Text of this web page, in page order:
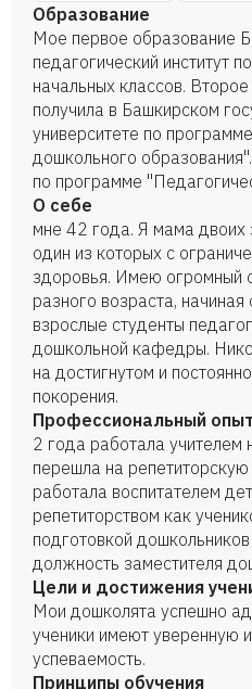
Образование
Мое первое образование
педагогический институт
начальных классов.
получила в Башкирском
университете по
дошкольного
по программе
О себе
мне 42 года. Я мама двоих
один из которых с
здоровья. Имею огромный
разного возраста,
взрослые студенты
дошкольной кафедры.
на достигнутом и
покорения.
Профессиональный опыт
2 года работала учителем
перешла на
работала воспитателем
репетиторством как
подготовкой
должность заместителя
Цели и достижения
Мои дошколята успешно
ученики имеют уверенную
успеваемость.
Принципы обучения